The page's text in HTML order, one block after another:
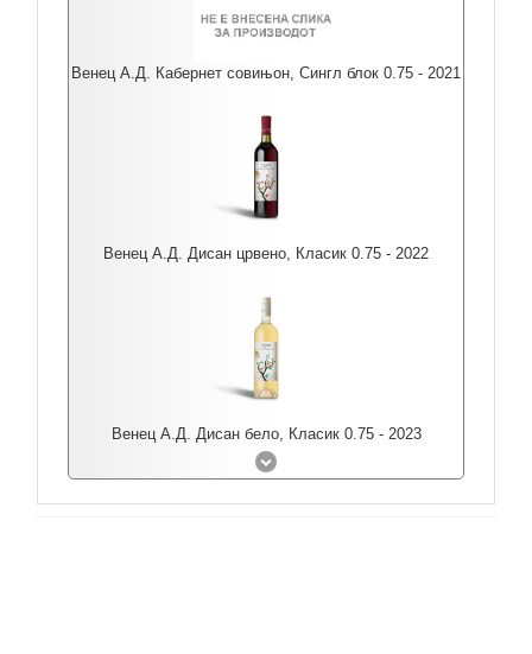
Венец А.Д. Кабернет совињон, Сингл блок 0.75 - 2021
Венец А.Д. Дисан црвено, Класик 0.75 - 2022
Венец А.Д. Дисан бело, Класик 0.75 - 2023